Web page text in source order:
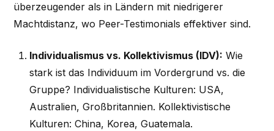
überzeugender als in Ländern mit niedrigerer
Machtdistanz, wo Peer-Testimonials effektiver sind.
Individualismus vs. Kollektivismus (IDV): Wie
stark ist das Individuum im Vordergrund vs. die
Gruppe? Individualistische Kulturen: USA,
Australien, Großbritannien. Kollektivistische
Kulturen: China, Korea, Guatemala.